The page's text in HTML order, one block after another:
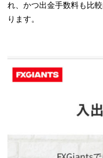
れ、かつ出金手数料も比
ります。